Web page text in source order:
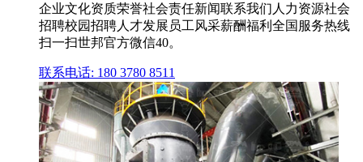
企业文化资质荣誉社会责任新闻联系我们人力资源社会
招聘校园招聘人才发展员工风采薪酬福利全国服务热线
扫一扫世邦官方微信40。
联系电话: 180 3780 8511